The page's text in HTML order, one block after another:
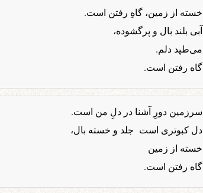
خسته از زمین، گاهِ رفتن است.
آبی بلند بال و پرگشوده،
می‌طپد دلم.
گاه رفتن است.
سرزمین دورِ آشنا در دلِ من است.
دل کبوتری است جلد و خسته بال،
خسته از زمین
گاه رفتن است.